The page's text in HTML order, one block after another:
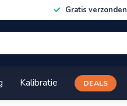
Gratis verzonden
Kalibratie DEALS